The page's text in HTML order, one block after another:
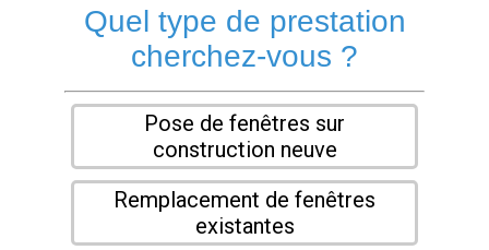
Quel type de prestation
cherchez-vous ?
Pose de fenêtres sur
construction neuve
Remplacement de fenêtres
existantes